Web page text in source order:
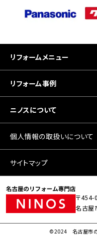
〒454-
名古屋
リフォームメニュー
リフォーム事例
ニノスについて
個人情報の取扱いについて
サイトマップ
©2024 名古屋市の